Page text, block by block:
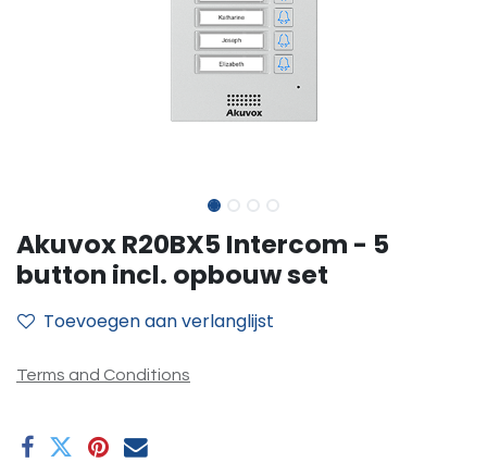
Akuvox R20BX5 Intercom - 5
button incl. opbouw set
Toevoegen aan verlanglijst
Terms and Conditions